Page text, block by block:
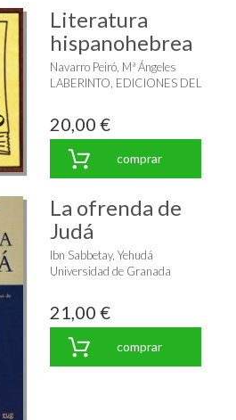
Literatura
hispanohebrea
Navarro Peiró, Mª Ángeles
LABERINTO, EDICIONES DEL
20,00 €
comprar
La ofrenda de
Judá
Ibn Sabbetay, Yehudá
Universidad de Granada
21,00 €
comprar